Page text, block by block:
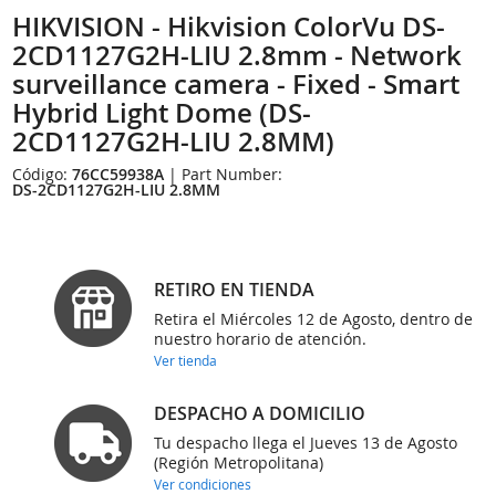
HIKVISION - Hikvision ColorVu DS-
2CD1127G2H-LIU 2.8mm - Network
surveillance camera - Fixed - Smart
Hybrid Light Dome (DS-
2CD1127G2H-LIU 2.8MM)
Código:76CC59938A | Part Number:
DS-2CD1127G2H-LIU 2.8MM
RETIRO EN TIENDA
Retira el Miércoles 12 de Agosto, dentro de
nuestro horario de atención.
Ver tienda
DESPACHO A DOMICILIO
Tu despacho llega el Jueves 13 de Agosto
(Región Metropolitana)
Ver condiciones